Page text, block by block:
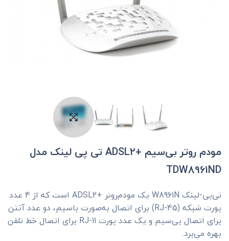
مودم روتر بی‌سیم +ADSL2 تی پی لینک مدل
TDW8961ND
تی‌پی-لینک W8961N یک مودم‌روتر +ADSL2 است که از 4 عدد
پورت شبکه (RJ-45) برای اتصال به‌صورت باسیم، دو عدد آنتن
برای اتصال بی‌سیم و یک عدد پورت RJ-11 برای اتصال خط تلفن
بهره می‌برد.